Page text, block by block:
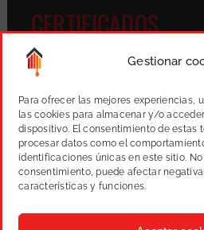
Gestionar
Para ofrecer las mejores experiencias,
las cookies para almacenar y/o
dispositivo. El consentimiento de estas
procesar datos como el
identificaciones únicas en este sitio.
consentimiento, puede afectar
características y funciones.
CERTIFICADOS